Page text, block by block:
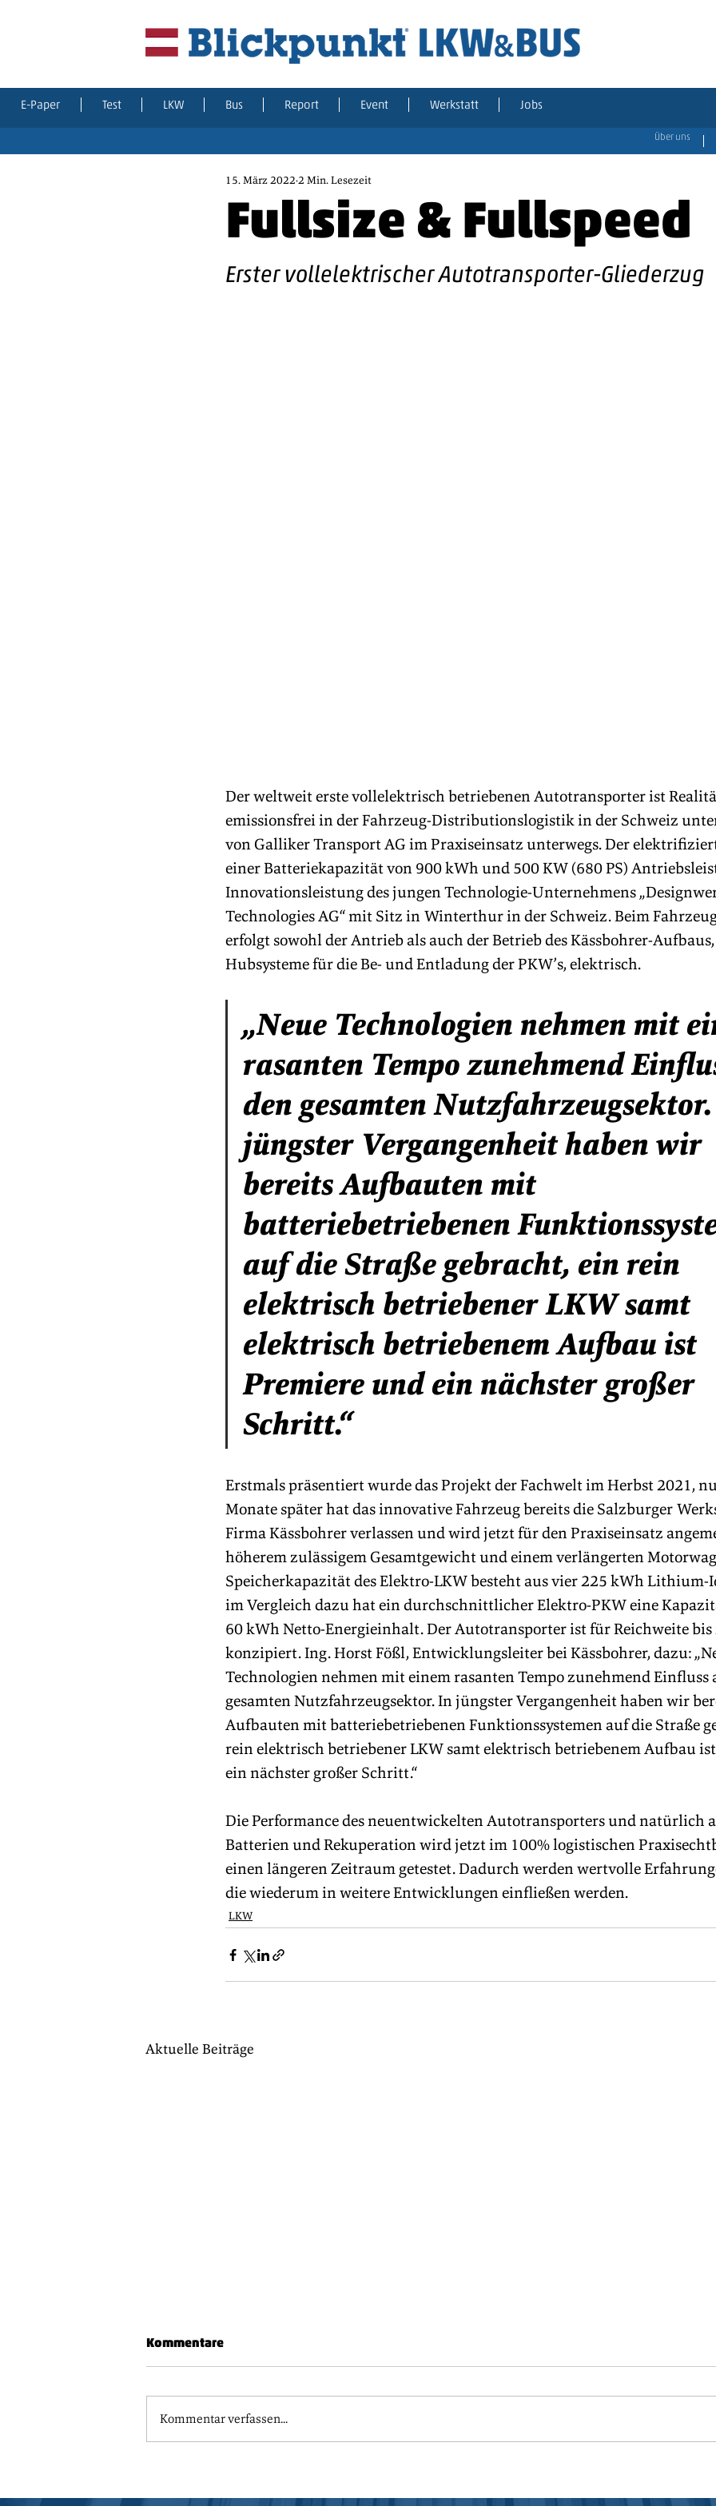
E-Paper Test LKW Bus Report Event Werkstatt Jobs
Fullsize & Fullspeed
15. März 2022 2 Min. Lesezeit
Erster vollelektrischer Autotransporter-Gliederzug
Der weltweit erste vollelektrisch betriebenen Autotransporter ist
emissionsfrei in der Fahrzeug-Distributionslogistik in der Schweiz
von Galliker Transport AG im Praxiseinsatz unterwegs. Der
einer Batteriekapazität von 900 kWh und 500 KW (680 PS)
Innovationsleistung des jungen Technologie-Unternehmens
Technologies AG“ mit Sitz in Winterthur in der Schweiz. Beim
erfolgt sowohl der Antrieb als auch der Betrieb des Kässbohrer-
Hubsysteme für die Be- und Entladung der PKW’s, elektrisch.
„Neue Technologien nehmen mit
rasanten Tempo zunehmend
den gesamten
jüngster Vergangenheit haben wir
bereits Aufbauten mit
batteriebetriebenen
auf die Straße gebracht, ein rein
elektrisch betriebener LKW samt
elektrisch betriebenem Aufbau ist
Premiere und ein nächster großer
Schritt.“
Erstmals präsentiert wurde das Projekt der Fachwelt im Herbst 2021,
Monate später hat das innovative Fahrzeug bereits die Salzburger
Firma Kässbohrer verlassen und wird jetzt für den Praxiseinsatz
höherem zulässigem Gesamtgewicht und einem verlängerten
Speicherkapazität des Elektro-LKW besteht aus vier 225 kWh Lithium-
im Vergleich dazu hat ein durchschnittlicher Elektro-PKW eine
60 kWh Netto-Energieinhalt. Der Autotransporter ist für Reichweite
konzipiert. Ing. Horst Fößl, Entwicklungsleiter bei Kässbohrer, dazu:
Technologien nehmen mit einem rasanten Tempo zunehmend Einfluss
gesamten Nutzfahrzeugsektor. In jüngster Vergangenheit haben wir
Aufbauten mit batteriebetriebenen Funktionssystemen auf die Straße
rein elektrisch betriebener LKW samt elektrisch betriebenem Aufbau
ein nächster großer Schritt.“
Die Performance des neuentwickelten Autotransporters und natürlich
Batterien und Rekuperation wird jetzt im 100% logistischen
einen längeren Zeitraum getestet. Dadurch werden wertvolle
die wiederum in weitere Entwicklungen einfließen werden.
LKW
Aktuelle Beiträge
Mehr Wert
Kommentare
Kommentar verfassen...
Über uns